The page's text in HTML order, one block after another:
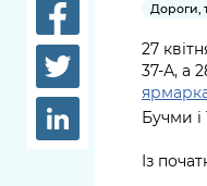
Дороги,
27
37-А, а
Бучми і
Із